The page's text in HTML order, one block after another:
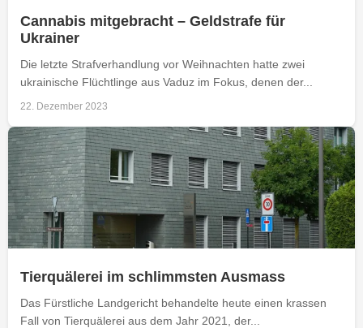
Cannabis mitgebracht – Geldstrafe für
Ukrainer
Die letzte Strafverhandlung vor Weihnachten hatte zwei
ukrainische Flüchtlinge aus Vaduz im Fokus, denen der...
22. Dezember 2023
Tierquälerei im schlimmsten Ausmass
Das Fürstliche Landgericht behandelte heute einen krassen
Fall von Tierquälerei aus dem Jahr 2021, der...